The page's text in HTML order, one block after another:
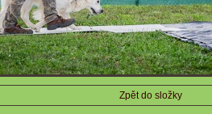
Zpět do složky